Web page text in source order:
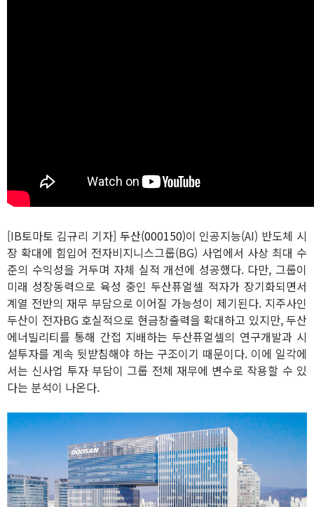
[IB토마토 김규리 기자] 두산(000150)이 인공지능(AI) 반도체 시
장 확대에 힘입어 전자비지니스그룹(BG) 사업에서 사상 최대 수
준의 수익성을 거두며 자체 실적 개선에 성공했다. 다만, 그룹이
미래 성장동력으로 육성 중인 두산퓨얼셀 적자가 장기화되면서
계열 전반의 재무 부담으로 이어질 가능성이 제기된다. 지주사인
두산이 전자BG 호실적으로 현금창출력을 확대하고 있지만, 두산
에너빌리티를 통해 간접 지배하는 두산퓨얼셀의 연구개발과 시
설투자를 계속 뒷받침해야 하는 구조이기 때문이다. 이에 일각에
서는 신사업 투자 부담이 그룹 전체 재무에 변수로 작용할 수 있
다는 분석이 나온다.